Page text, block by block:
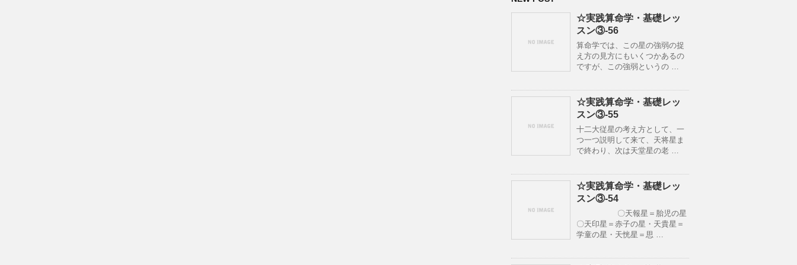
☆実践算命学・基礎レッ
スン③-56
算命学では、この星の強弱の捉
え方の見方にもいくつかあるの
ですが、この強弱というの …
☆実践算命学・基礎レッ
スン③-55
十二大従星の考え方として、一
つ一つ説明して来て、天将星ま
で終わり、次は天堂星の老 …
☆実践算命学・基礎レッ
スン③-54
〇天報星＝胎児の星
〇天印星＝赤子の星・天貴星＝
学童の星・天恍星＝思 …